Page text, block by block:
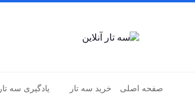
صفحه اصلی خرید سه تار یادگیری سه تار